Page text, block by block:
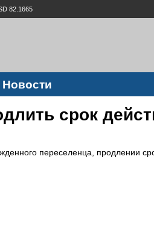
82.1665
Новости
срок
переселенца, продлении